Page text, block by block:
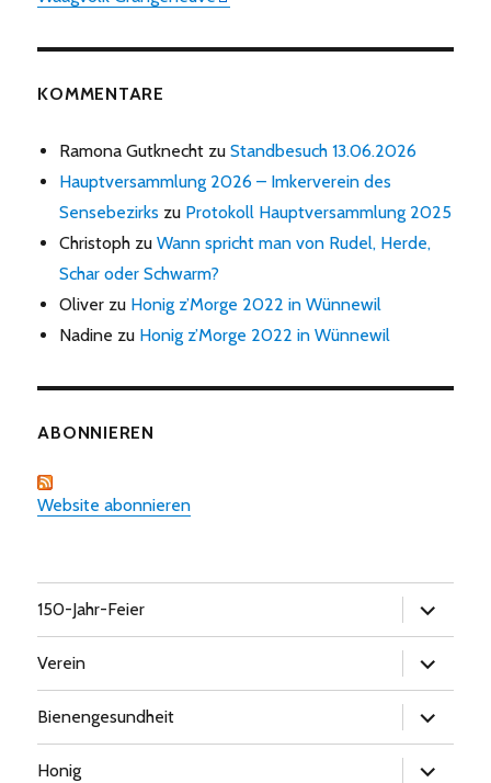
KOMMENTARE
Ramona Gutknecht zuStandbesuch 13.06.2026
Hauptversammlung 2026 – Imkerverein des
Sensebezirks zu Protokoll Hauptversammlung 2025
Christoph zuWann spricht man von Rudel, Herde,
Schar oder Schwarm?
Oliver zu Honig z’Morge 2022 in Wünnewil
Nadine zu Honig z’Morge 2022 in Wünnewil
ABONNIEREN
Website abonnieren
150-Jahr-Feier
öffnen
Verein
öffnen
Bienengesundheit
öffnen
Honig